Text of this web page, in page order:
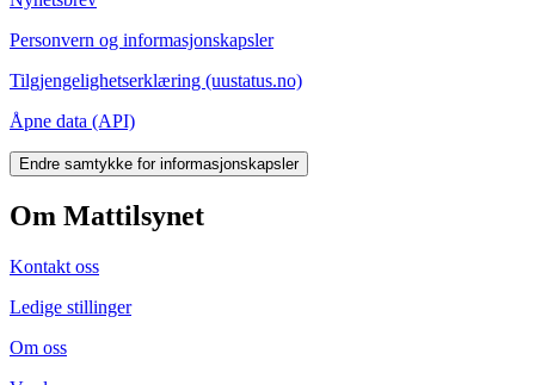
Personvern og informasjonskapsler
Tilgjengelighetserklæring (uustatus.no)
Åpne data (API)
Endre samtykke for informasjonskapsler
Om Mattilsynet
Kontakt oss
Ledige stillinger
Om oss